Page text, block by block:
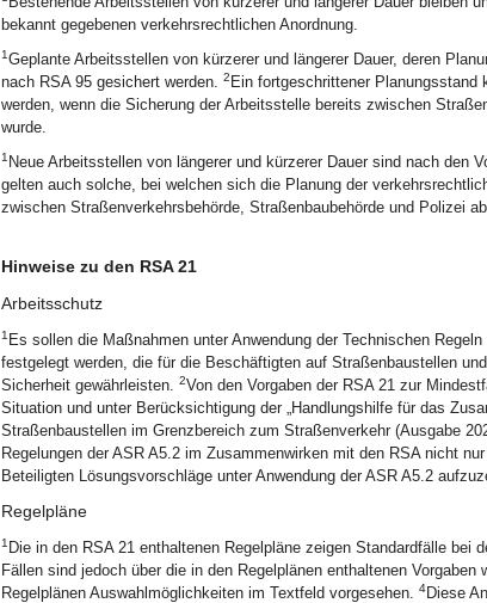
bekannt gegebenen verkehrsrechtlichen Anordnung.
1Geplante Arbeitsstellen von kürzerer und längerer Dauer, deren
nach RSA 95 gesichert werden. 2 Ein fortgeschrittener Planungsstand
werden, wenn die Sicherung der Arbeitsstelle bereits zwischen
wurde.
1 Neue Arbeitsstellen von längerer und kürzerer Dauer sind nach den
gelten auch solche, bei welchen sich die Planung der
zwischen Straßenverkehrsbehörde, Straßenbaubehörde und Polizei
Hinweise zu den RSA 21
Arbeitsschutz
1 Es sollen die Maßnahmen unter Anwendung der Technischen
festgelegt werden, die für die Beschäftigten auf Straßenbaustellen
Sicherheit gewährleisten. 2Von den Vorgaben der RSA 21 zur
Situation und unter Berücksichtigung der „Handlungshilfe für das
Straßenbaustellen im Grenzbereich zum Straßenverkehr (Ausgabe
Regelungen der ASR A5.2 im Zusammenwirken mit den RSA nicht
Beteiligten Lösungsvorschläge unter Anwendung der ASR A5.2
Regelpläne
1 Die in den RSA 21 enthaltenen Regelpläne zeigen Standardfälle bei
Fällen sind jedoch über die in den Regelplänen enthaltenen Vorgaben
Regelplänen Auswahlmöglichkeiten im Textfeld vorgesehen. 4Diese